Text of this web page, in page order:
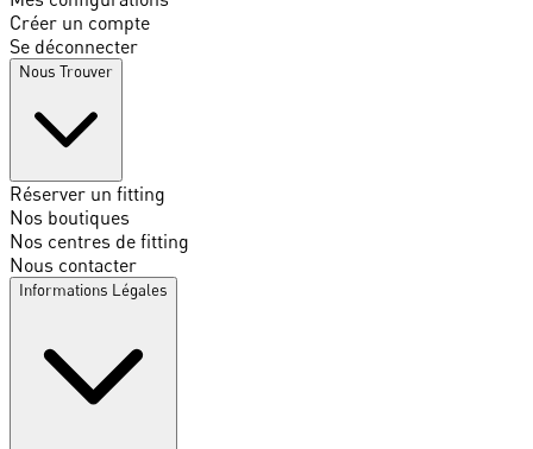
Créer un compte
Se déconnecter
Nous Trouver
Réserver un fitting
Nos boutiques
Nos centres de fitting
Nous contacter
Informations Légales